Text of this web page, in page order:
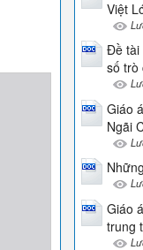
Việt
Đề tài
số trò
Giáo
Ngãi
Giáo
trung